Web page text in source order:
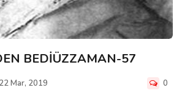
BEDİÜZZAMAN-57
22 Mar, 2019 0